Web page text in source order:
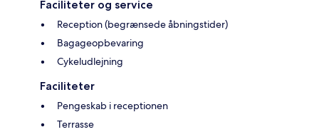
Faciliteter og service
Reception (begrænsede åbningstider)
Bagageopbevaring
Cykeludlejning
Faciliteter
Pengeskab i receptionen
Terrasse